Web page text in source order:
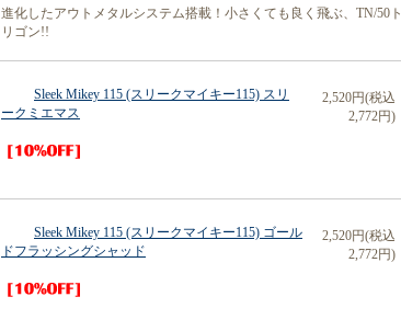
進化したアウトメタルシステム搭載！小さくても良く飛ぶ、TN/50ト
リゴン!!
Sleek Mikey 115 (スリークマイキー115) スリ
ークミエマス
2,520円(税込
2,772円)
Sleek Mikey 115 (スリークマイキー115) ゴール
ドフラッシングシャッド
2,520円(税込
2,772円)